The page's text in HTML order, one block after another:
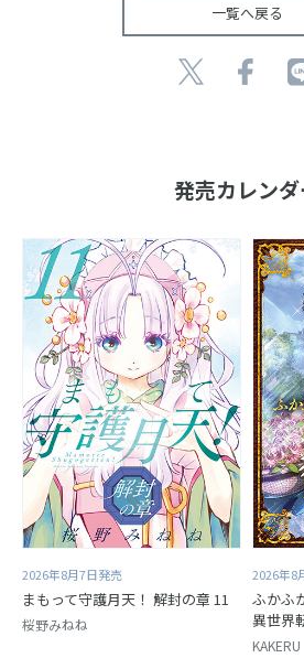
一覧へ戻る
発売カレン
2026年8月7日発売
まもって守護月天！ 解封の章 11
桜野みねね
2026年8
ふかふ
異世界
KAKERU